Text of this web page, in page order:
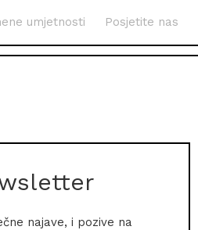
umjetnosti Posjetite nas
najave, i pozive na